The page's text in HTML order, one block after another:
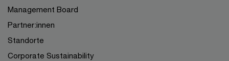
Management Board
Partner:innen
Standorte
Corporate Sustainability